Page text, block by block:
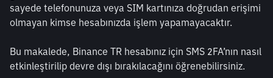
sayede telefonunuza veya SIM kartınıza doğrudan erişimi
olmayan kimse hesabınızda işlem yapamayacaktır.
Bu makalede, Binance TR hesabınız için SMS 2FA’nın nasıl
etkinleştirilip devre dışı bırakılacağını öğrenebilirsiniz.